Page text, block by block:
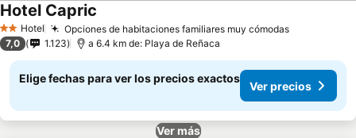
2 Estrellas
Hotel Opciones de habitaciones familiares muy cómodas
Hotel Capric
7,0 1.123 a 6.4 km de: Playa de Reñaca
Elige fechas para ver los precios exactos
Ver precios
Ver más